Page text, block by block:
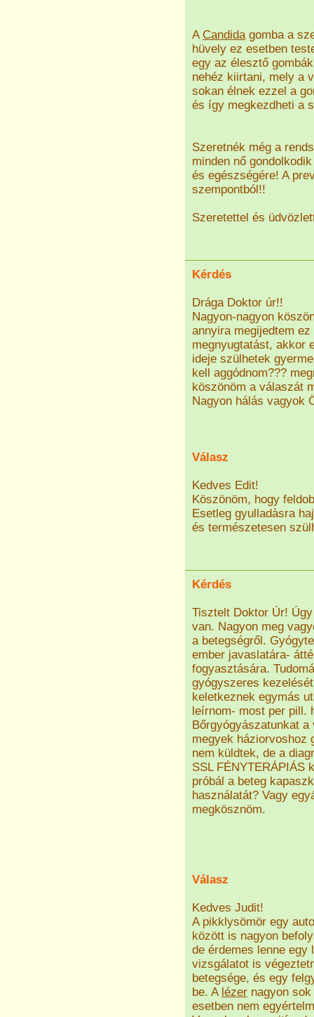
A Candidagomba a
hüvely ez esetben
egy az élesztő
nehéz kiirtani, mely a
sokan élnek ezzel a
és így megkezdheti a
Szeretnék még a
minden nő
és egészségére! A
szempontból!!
Szeretettel és
Kérdés
Drága Doktor úr!!
Nagyon-nagyon
annyira megijedtem
megnyugtatást, akkor
ideje szülhetek
kell aggódnom???
köszönöm a válaszát
Nagyon hálás vagyok
Válasz
Kedves Edit!
Köszönöm, hogy
Esetleg gyulladàsra
és természetesen
Kérdés
Tisztelt Doktor Úr!
van. Nagyon meg
a betegségről.
ember javaslatára-
fogyasztására.
gyógyszeres
keletkeznek egymás
leírnom- most per pill.
Bőrgyógyászatunkat
megyek háziorvoshoz
nem küldtek, de a
SSL FÉNYTERÁPIÁS
próbál a beteg
használatát? Vagy
megkösznöm.
Válasz
Kedves Judit!
A pikklysömör egy
között is nagyon
de érdemes lenne egy
vizsgálatot is
betegsége, és egy
be. A lézer nagyon
esetben nem